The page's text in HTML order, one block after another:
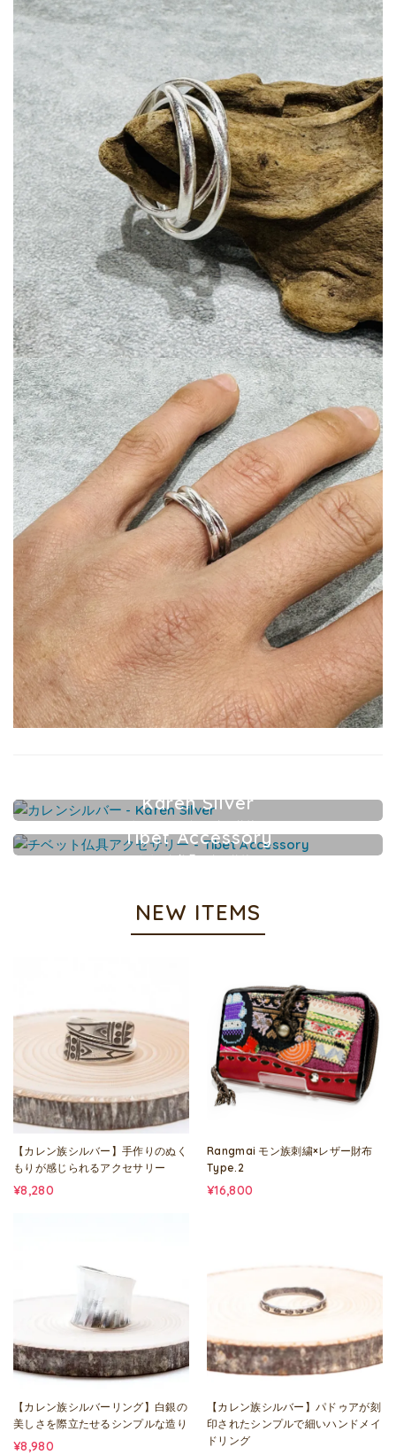
Karen Silver
カレンシルバーアクセサリー
Tibet Accessory
チベット仏具アクセサリー
NEW ITEMS
【カレン族シルバー】手作りのぬく
もりが感じられるアクセサリー
¥8,280
Rangmai モン族刺繍×レザー財布
Type.2
¥16,800
【カレン族シルバーリング】白銀の
美しさを際立たせるシンプルな造り
¥8,980
【カレン族シルバー】パドゥアが刻
印されたシンプルで細いハンドメイ
ドリング